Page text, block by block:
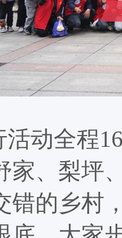
全程16
家、梨坪
错的乡村